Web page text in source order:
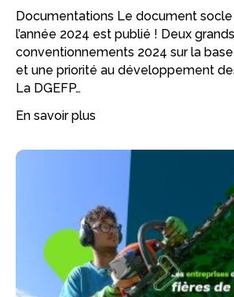
Documentations Le document socle
l’année 2024 est publié ! Deux
conventionnements 2024 sur la
et une priorité au développement
La DGEFP…
En savoir plus